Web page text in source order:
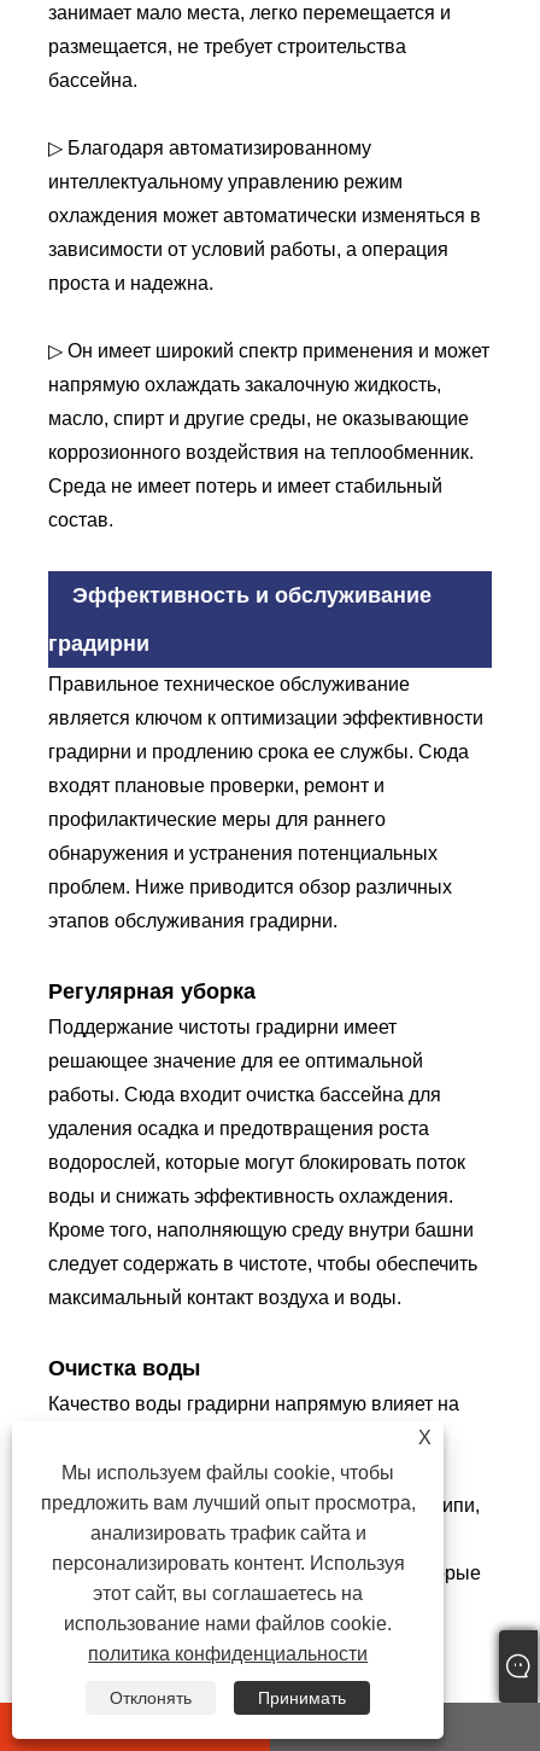
занимает мало места, легко перемещается и
размещается, не требует строительства
бассейна.
▷ Благодаря автоматизированному
интеллектуальному управлению режим
охлаждения может автоматически изменяться в
зависимости от условий работы, а операция
проста и надежна.
▷ Он имеет широкий спектр применения и может
напрямую охлаждать закалочную жидкость,
масло, спирт и другие среды, не оказывающие
коррозионного воздействия на теплообменник.
Среда не имеет потерь и имеет стабильный
состав.
Эффективность и обслуживание
градирни
Правильное техническое обслуживание
является ключом к оптимизации эффективности
градирни и продлению срока ее службы. Сюда
входят плановые проверки, ремонт и
профилактические меры для раннего
обнаружения и устранения потенциальных
проблем. Ниже приводится обзор различных
этапов обслуживания градирни.
Регулярная уборка
Поддержание чистоты градирни имеет
решающее значение для ее оптимальной
работы. Сюда входит очистка бассейна для
удаления осадка и предотвращения роста
водорослей, которые могут блокировать поток
воды и снижать эффективность охлаждения.
Кроме того, наполняющую среду внутри башни
следует содержать в чистоте, чтобы обеспечить
максимальный контакт воздуха и воды.
Очистка воды
Качество воды градирни напрямую влияет на
производительность градирни. Регулярная
очистка воды, включая использование
биоцидов, альгицидов и средств против накипи,
может предотвратить такие проблемы, как
коррозия, накипь и биологический рост, которые
могут повредить градирни и снизить их
Проверка механических компонентов
Механические части градирни, такие как
X
Мы используем файлы cookie, чтобы
предложить вам лучший опыт просмотра,
анализировать трафик сайта и
персонализировать контент. Используя
этот сайт, вы соглашаетесь на
использование нами файлов cookie.
политика конфиденциальности
Отклонять Принимать